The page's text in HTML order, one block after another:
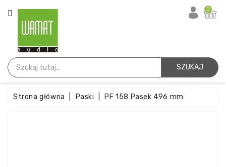
KATEGORIA
Główna
Igły
Wkładki
0
SZUKAJ
Strona główna Paski PF 158 Pasek 496 mm